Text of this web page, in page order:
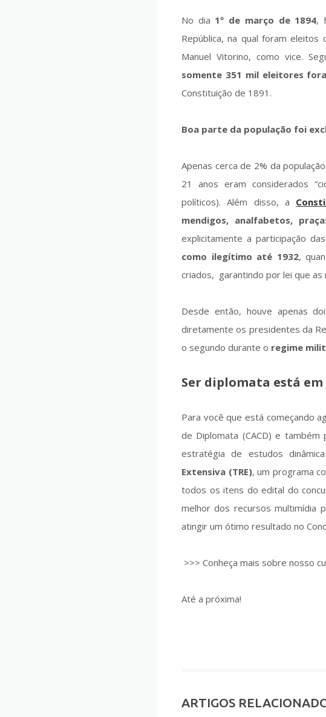
No dia 1º de março de 1894,
República, na qual foram
Manuel Vitorino, como vice.
somente 351 mil eleitores
Constituição de 1891.
Boa parte da população foi
Apenas cerca de 2% da
21 anos eram considerados
políticos). Além disso, a
mendigos, analfabetos,
explicitamente a participação
como ilegítimo até 1932,
criados, garantindo por lei que
Desde então, houve apenas
diretamente os presidentes da
o segundo durante o regime
Ser diplomata está em
Para você que está começando
de Diplomata (CACD) e
estratégia de estudos
Extensiva (TRE), um programa
todos os itens do edital do
melhor dos recursos multimídia
atingir um ótimo resultado no
>>> Conheça mais sobre nosso
Até a próxima!
ARTIGOS